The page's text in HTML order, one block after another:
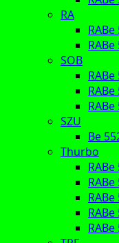
RA
RABe
RABe
SOB
RABe
RABe
SZU
Be
Thurbo
RABe
RABe